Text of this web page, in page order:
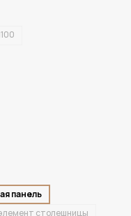
панель
столешницы